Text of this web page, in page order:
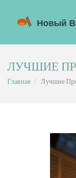
ЛУЧШИЕ
Главная Лучшие